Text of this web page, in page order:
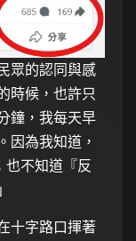
眾的認同與感
時候，也許只
鐘，我每天早
因為我知道，
也不知道『反
十字路口揮著